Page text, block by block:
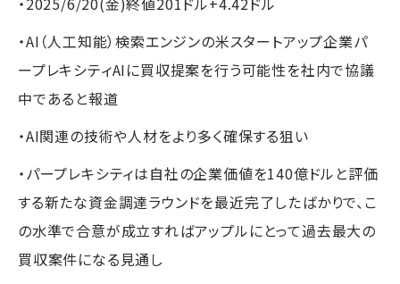
・AI（人工知能）検索エンジンの米スタートアップ企業パ
ープレキシティAIに買収提案を行う可能性を社内で協議
中であると報道
・AI関連の技術や人材をより多く確保する狙い
・パープレキシティは自社の企業価値を140億ドルと評価
する新たな資金調達ラウンドを最近完了したばかりで、こ
の水準で合意が成立すればアップルにとって過去最大の
買収案件になる見通し